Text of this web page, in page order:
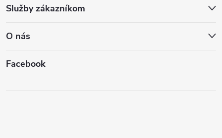
Služby zákazníkom
O nás
Facebook